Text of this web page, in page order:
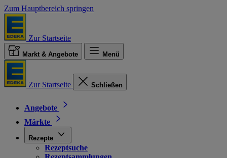
Zum Hauptbereich springen
Zur Startseite
Markt & Angebote Menü
Zur Startseite Schließen
Angebote
Märkte
Rezepte
Rezeptsuche